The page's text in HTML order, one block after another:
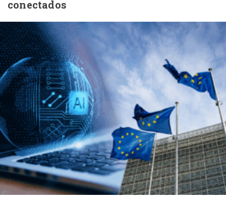
conectados